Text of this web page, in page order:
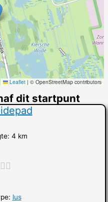
Leaflet | © OpenStreetMap contributors
dit startpunt
4 km
lus